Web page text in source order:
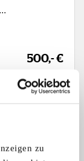
zu
500,- €
Privatverkauf
ANSEHEN